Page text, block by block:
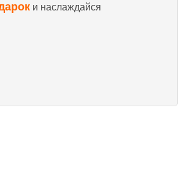
и наслаждайся